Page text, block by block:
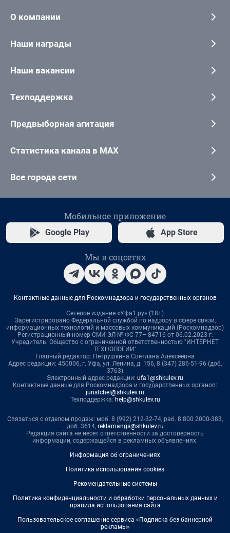
О компании
Наши награды
Наши вакансии
Техподдержка
Предвыборная агитация
Статистика канала в MAX
Все города сети
Мобильное приложение
Google Play App Store
Мы в соцсетях
Контактные данные для Роскомнадзора и государственных органов
Сетевое издание «Уфа1.ру» (18+)
Зарегистрировано Федеральной службой по надзору в сфере связи,
информационных технологий и массовых коммуникаций (Роскомнадзор)
Регистрационный номер СМИ ЭЛ № ФС 77– 84716 от 06.02.2023 г.
Учредитель: Общество с ограниченной ответственностью "ИНТЕРНЕТ
ТЕХНОЛОГИИ"
Главный редактор: Петрушкина Светлана Алексеевна
Адрес редакции: 450006, г. Уфа, ул. Ленина, д. 156, 8 (347) 286-51-96 (доб.
3763)
Электронный адрес редакции: ufa1@shkulev.ru
Контактные данные для Роскомнадзора и государственных органов:
juristchel@shkulev.ru
Техподдержка: help@shkulev.ru
Связаться с отделом продаж: моб. 8 (992) 212-32-74, раб. 8 800 2000-383,
доб. 3614, reklamangs@shkulev.ru
Редакция сайта не несет ответственности за достоверность
информации, содержащейся в рекламных объявлениях.
Информация об ограничениях
Политика использования cookies
Рекомендательные системы
Политика конфиденциальности и обработки персональных данных и
правила использования сайта
Пользовательское соглашение сервиса «Подписка без баннерной
рекламы»